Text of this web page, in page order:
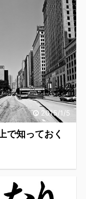
2015/1/5
で知っておく